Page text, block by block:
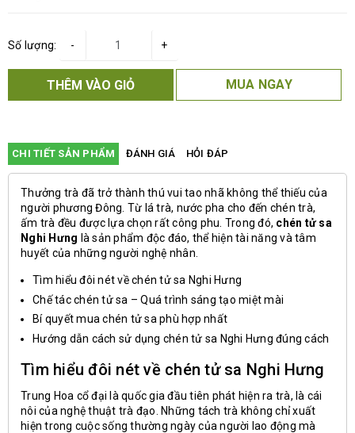
Số lượng: +
-
THÊM VÀO GIỎ MUA NGAY
CHI TIẾT SẢN PHẨM ĐÁNH GIÁ HỎI ĐÁP
Thưởng trà đã trở thành thú vui tao nhã không thể thiếu của
người phương Đông. Từ lá trà, nước pha cho đến chén trà,
ấm trà đều được lựa chọn rất công phu. Trong đó, chén tử sa
Nghi Hưng là sản phẩm độc đáo, thể hiện tài năng và tâm
huyết của những người nghệ nhân.
Tìm hiểu đôi nét về chén tử sa Nghi Hưng
Chế tác chén tử sa – Quá trình sáng tạo miệt mài
Bí quyết mua chén tử sa phù hợp nhất
Hướng dẫn cách sử dụng chén tử sa Nghi Hưng đúng cách
Tìm hiểu đôi nét về chén tử sa Nghi Hưng
Trung Hoa cổ đại là quốc gia đầu tiên phát hiện ra trà, là cái
nôi của nghệ thuật trà đạo. Những tách trà không chỉ xuất
hiện trong cuộc sống thường ngày của người lao động mà